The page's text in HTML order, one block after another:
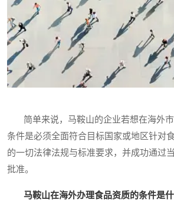
简单来说，马鞍山的企业若想在海外市
条件是必须全面符合目标国家或地区针对
的一切法律法规与标准要求，并成功通过
批准。
马鞍山在海外办理食品资质的条件是什